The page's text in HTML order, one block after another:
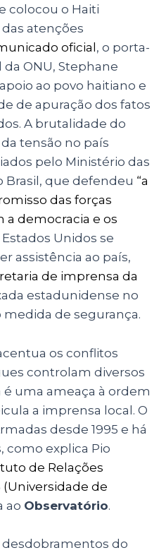
colocou o Haiti
atenções
oficial , o porta-
ONU, Stephane
ao povo haitiano e
de apuração dos fatos
A brutalidade do
tensão no país
pelo Ministério das
Brasil, que defendeu “a
das forças
a democracia e os
Estados Unidos se
assistência ao país,
de imprensa da
estadunidense no
de segurança.
os conflitos
controlam diversos
uma ameaça à ordem
a imprensa local. O
desde 1995 e há
como explica Pio
de Relações
de
ao Observatório.
do